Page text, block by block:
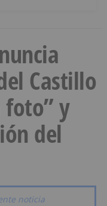
Castillo
foto” y
del
noticia